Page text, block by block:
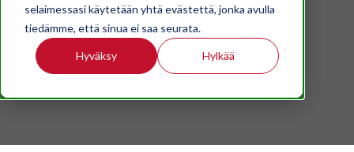
selaimessasi käytetään yhtä evästettä, jonka avulla
tiedämme, että sinua ei saa seurata.
Hyväksy Hylkää
STK